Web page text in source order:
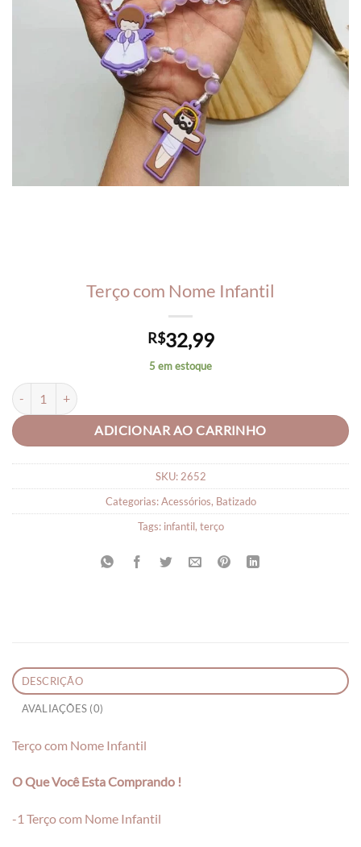
Terço com Nome Infantil
R$32,99
5 em estoque
Terço com Nome Infantil quantidade
ADICIONAR AO CARRINHO
SKU: 2652
Categorias:Acessórios, Batizado
Tags: infantil, terço
DESCRIÇÃO
AVALIAÇÕES (0)
Terço com Nome Infantil
O Que Você Esta Comprando !
-1 Terço com Nome Infantil